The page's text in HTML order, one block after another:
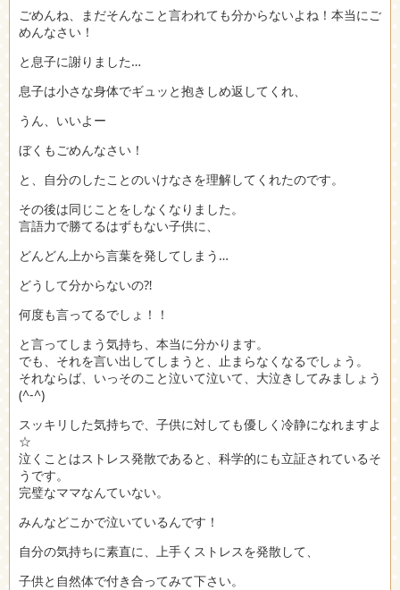
ごめんね、まだそんなこと言われても分からないよね！本当にご
めんなさい！
と息子に謝りました…
息子は小さな身体でギュッと抱きしめ返してくれ、
うん、いいよー
ぼくもごめんなさい！
と、自分のしたことのいけなさを理解してくれたのです。
その後は同じことをしなくなりました。
言語力で勝てるはずもない子供に、
どんどん上から言葉を発してしまう…
どうして分からないの⁈
何度も言ってるでしょ！！
と言ってしまう気持ち、本当に分かります。
でも、それを言い出してしまうと、止まらなくなるでしょう。
それならば、いっそのこと泣いて泣いて、大泣きしてみましょう
(^-^)
スッキリした気持ちで、子供に対しても優しく冷静になれますよ
☆
泣くことはストレス発散であると、科学的にも立証されているそ
うです。
完璧なママなんていない。
みんなどこかで泣いているんです！
自分の気持ちに素直に、上手くストレスを発散して、
子供と自然体で付き合ってみて下さい。